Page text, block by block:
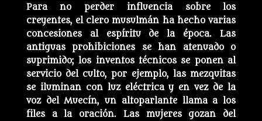
Para no perder influencia sobre los
creyentes, el clero musulmán ha hecho varias
concesiones al espíritu de la época. Las
antiguas prohibiciones se han atenuado o
suprimido; los inventos técnicos se ponen al
servicio del culto, por ejemplo, las mezquitas
se iluminan con luz eléctrica y en vez de la
voz del Muecín, un altoparlante llama a los
files a la oración. Las mujeres gozan del